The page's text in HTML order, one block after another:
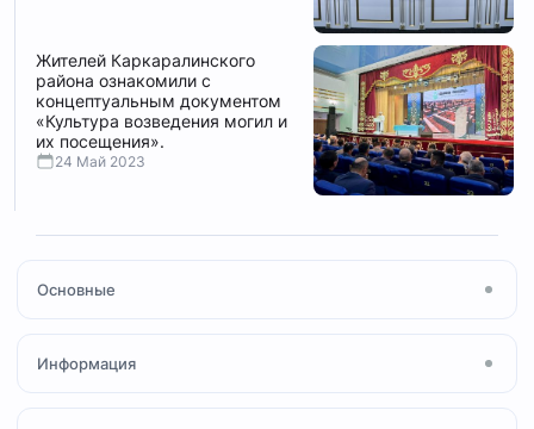
Жителей Каркаралинского
района ознакомили с
концептуальным документом
«Культура возведения могил и
их посещения».
24 Май 2023
Основные
Посты
Информация